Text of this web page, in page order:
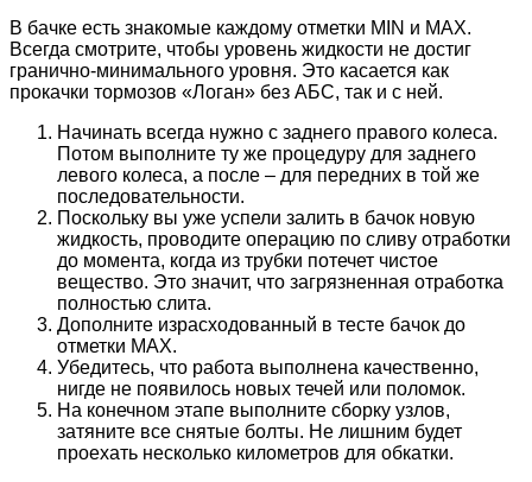
В бачке есть знакомые каждому отметки MIN и MAX.
Всегда смотрите, чтобы уровень жидкости не достиг
гранично-минимального уровня. Это касается как
прокачки тормозов «Логан» без АБС, так и с ней.
Начинать всегда нужно с заднего правого колеса.
Потом выполните ту же процедуру для заднего
левого колеса, а после – для передних в той же
последовательности.
Поскольку вы уже успели залить в бачок новую
жидкость, проводите операцию по сливу отработки
до момента, когда из трубки потечет чистое
вещество. Это значит, что загрязненная отработка
полностью слита.
Дополните израсходованный в тесте бачок до
отметки MAX.
Убедитесь, что работа выполнена качественно,
нигде не появилось новых течей или поломок.
На конечном этапе выполните сборку узлов,
затяните все снятые болты. Не лишним будет
проехать несколько километров для обкатки.